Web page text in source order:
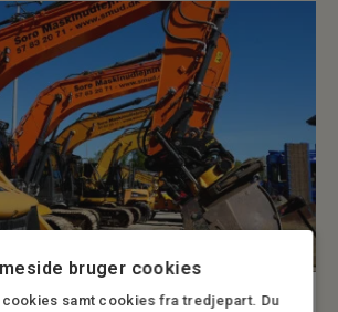
bruger cookies
samt cookies fra tredjepart. Du